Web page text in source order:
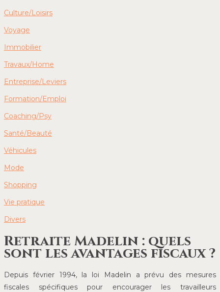
Culture/Loisirs
Voyage
Immobilier
Travaux/Home
Entreprise/Leviers
Formation/Emploi
Coaching/Psy
Santé/Beauté
Véhicules
Mode
Shopping
Vie pratique
Divers
Retraite Madelin : quels
sont les avantages fiscaux ?
Depuis février 1994, la loi Madelin a prévu des mesures
fiscales spécifiques pour encourager les travailleurs